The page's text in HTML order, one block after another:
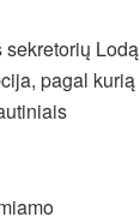
Lodą
pagal kurią